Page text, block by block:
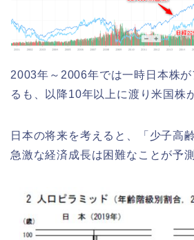
2003年～2006年では一時日本株
るも、以降10年以上に渡り米国株
日本の将来を考えると、「少子高
急激な経済成長は困難なことが予